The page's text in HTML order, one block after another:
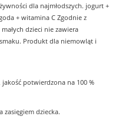
dla najmłodszych. jogurt +
+ witamina C Zgodnie z
dzieci nie zawiera
Produkt dla niemowląt i
potwierdzona na 100 %
zasięgiem dziecka.